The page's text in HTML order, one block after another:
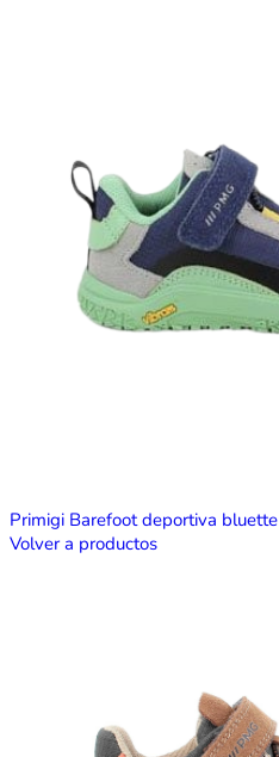
Primigi Barefoot deportiva bluette
Volver a productos